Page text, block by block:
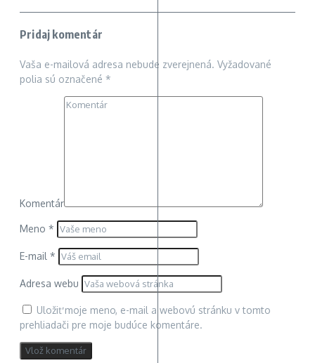
Pridaj komentár
Vaša e-mailová adresa nebude zverejnená. Vyžadované
polia sú označené *
Komentár
Meno *
E-mail *
Adresa webu
Uložiť moje meno, e-mail a webovú stránku v tomto
prehliadači pre moje budúce komentáre.